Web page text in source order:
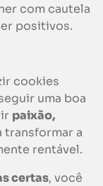
com cautela
positivos.
cookies
uma boa
paixão,
transformar a
rentável.
certas, você